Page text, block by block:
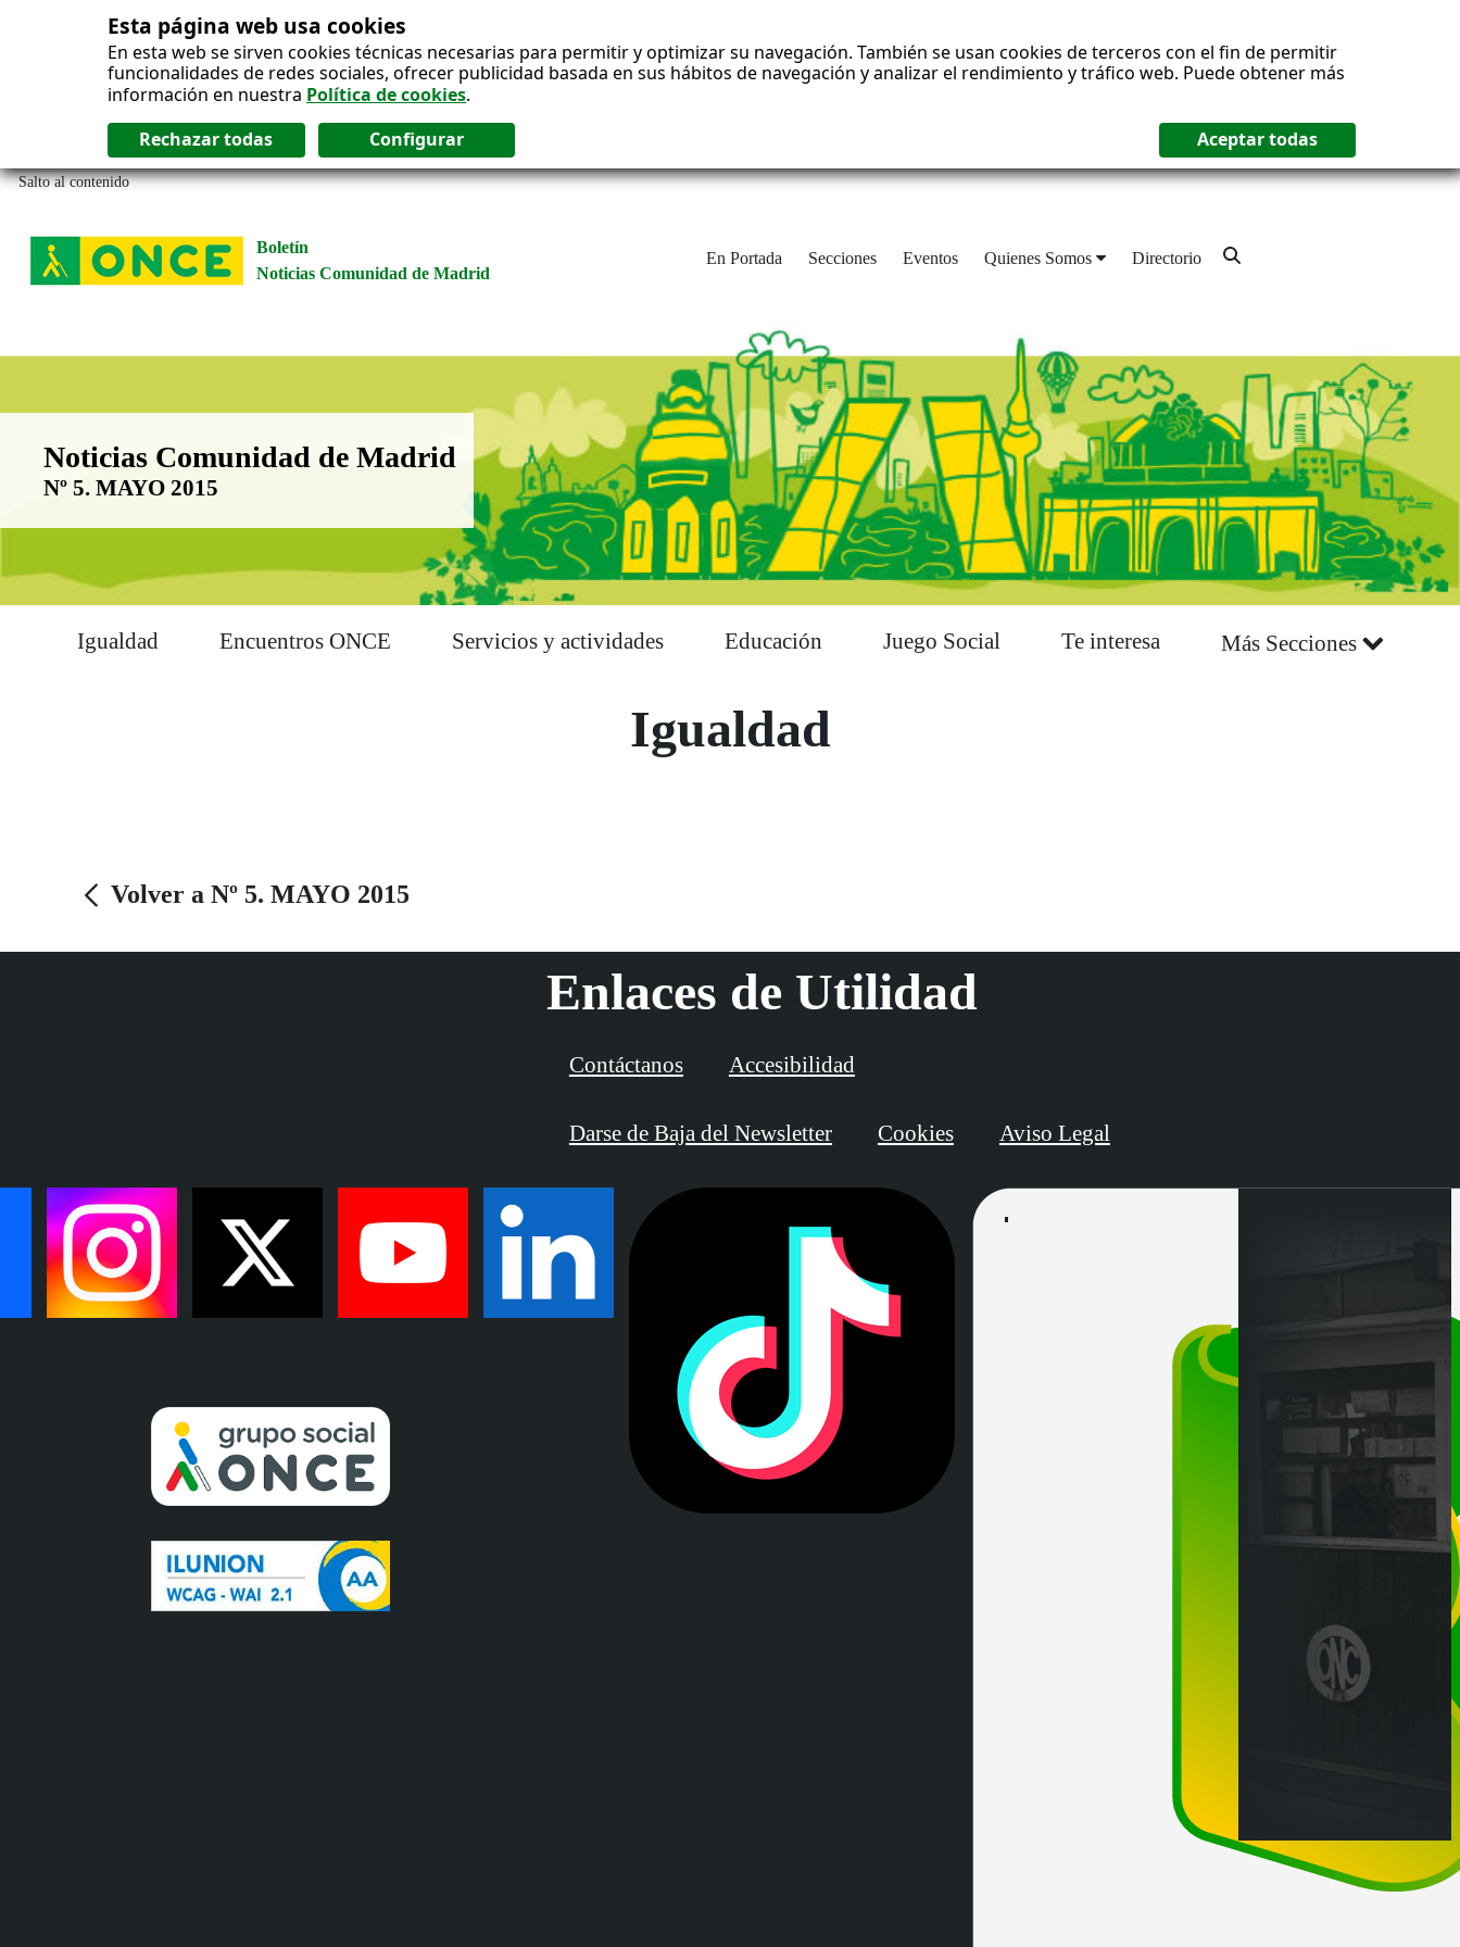
Esta página web usa cookies
En esta web se sirven cookies técnicas necesarias para permitir y optimizar su navegación. También se usan cookies de terceros con el fin de permitir
funcionalidades de redes sociales, ofrecer publicidad basada en sus hábitos de navegación y analizar el rendimiento y tráfico web. Puede obtener más
información en nuestra Política de cookies.
Salto al contenido
Boletín
Noticias Comunidad de Madrid
En Portada Secciones Eventos Quienes Somos Directorio
Boletín Noticias Comunidad de Madrid
Noticias Comunidad de Madrid
Nº 5. MAYO 2015
Igualdad Encuentros ONCE Servicios y actividades Educación Juego Social Te interesa Más Secciones
Igualdad
Volver a Nº 5. MAYO 2015
Enlaces de Utilidad
Contáctanos Accesibilidad
Darse de Baja del Newsletter Cookies Aviso Legal